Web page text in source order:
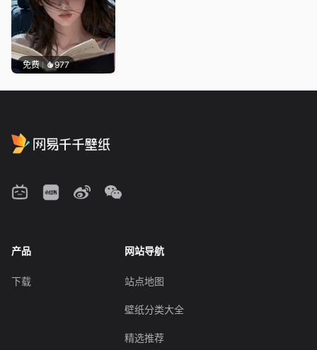
免费 977
产品
下载
网站导航
站点地图
壁纸分类大全
精选推荐